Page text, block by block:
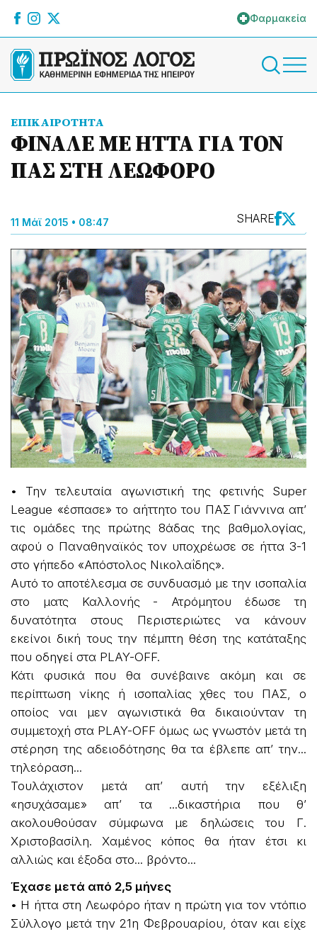
Φαρμακεία
ΕΠΙΚΑΙΡΟΤΗΤΑ
ΦΙΝΑΛΕ ΜΕ ΗΤΤΑ ΓΙΑ ΤΟΝ
ΠΑΣ ΣΤΗ ΛΕΩΦΟΡΟ
11 Μάϊ 2015 • 08:47 SHARE
• Την τελευταία αγωνιστική της φετινής Super
League «έσπασε» το αήττητο του ΠΑΣ Γιάννινα απ’
τις ομάδες της πρώτης 8άδας της βαθμολογίας,
αφού ο Παναθηναϊκός τον υποχρέωσε σε ήττα 3-1
στο γήπεδο «Απόστολος Νικολαΐδης».
Αυτό το αποτέλεσμα σε συνδυασμό με την ισοπαλία
στο ματς Καλλονής - Ατρόμητου έδωσε τη
δυνατότητα στους Περιστεριώτες να κάνουν
εκείνοι δική τους την πέμπτη θέση της κατάταξης
που οδηγεί στα PLAY-OFF.
Κάτι φυσικά που θα συνέβαινε ακόμη και σε
περίπτωση νίκης ή ισοπαλίας χθες του ΠΑΣ, ο
οποίος ναι μεν αγωνιστικά θα δικαιούνταν τη
συμμετοχή στα PLAY-OFF όμως ως γνωστόν μετά τη
στέρηση της αδειοδότησης θα τα έβλεπε απ’ την...
τηλεόραση...
Τουλάχιστον μετά απ’ αυτή την εξέλιξη
«ησυχάσαμε» απ’ τα ...δικαστήρια που θ’
ακολουθούσαν σύμφωνα με δηλώσεις του Γ.
Χριστοβασίλη. Χαμένος κόπος θα ήταν έτσι κι
αλλιώς και έξοδα στο... βρόντο...
Έχασε μετά από 2,5 μήνες
• Η ήττα στη Λεωφόρο ήταν η πρώτη για τον ντόπιο
Σύλλογο μετά την 21η Φεβρουαρίου, όταν και είχε